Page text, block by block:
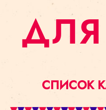
СПИСОК